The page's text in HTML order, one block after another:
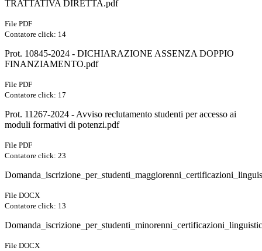
TRATTATIVA DIRETTA.pdf
File PDF
Contatore click: 14
Prot. 10845-2024 - DICHIARAZIONE ASSENZA DOPPIO
FINANZIAMENTO.pdf
File PDF
Contatore click: 17
Prot. 11267-2024 - Avviso reclutamento studenti per accesso ai
moduli formativi di potenzi.pdf
File PDF
Contatore click: 23
File DOCX
Contatore click: 13
File DOCX